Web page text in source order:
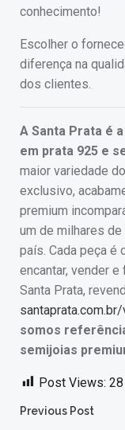
conhecimento!
Escolher o
diferença na
dos clientes.
A Santa Prata é
em prata 925 e
maior variedade
exclusivo,
premium
um de milhares
país. Cada peça é
encantar, vender
Santa Prata,
somos
semijoias
Post Views: 28
Post
Previous Post